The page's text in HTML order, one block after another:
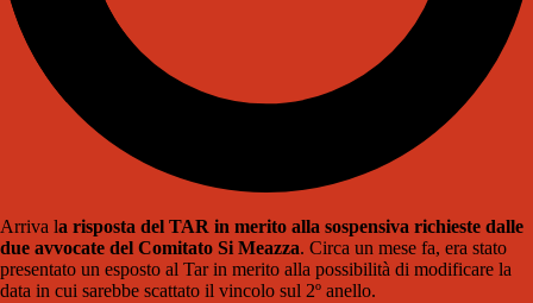
Arriva la risposta del TAR in merito alla sospensiva richieste dalle
due avvocate del Comitato Si Meazza. Circa un mese fa, era stato
presentato un esposto al Tar in merito alla possibilità di modificare la
data in cui sarebbe scattato il vincolo sul 2º anello.